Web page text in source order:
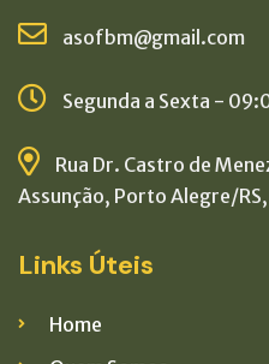
asofbm@gmail.com
Segunda a Sexta -
Rua Dr. Castro de
Assunção, Porto Alegre/
Links Úteis
Home